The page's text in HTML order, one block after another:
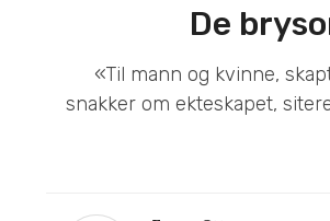
De
«Til mann og kvinne,
snakker om ekteskapet,